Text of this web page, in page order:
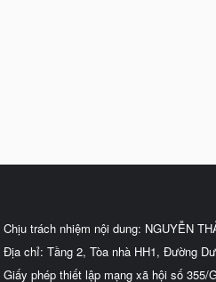
Chịu trách nhiệm nội dung: NGUYỄN
Địa chỉ: Tầng 2, Tòa nhà HH1, Đường
Giấy phép thiết lập mạng xã hội số 355/